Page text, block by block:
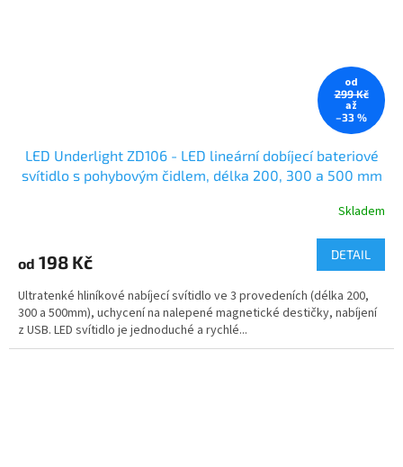
od
299 Kč
až
–33 %
LED Underlight ZD106 - LED lineární dobíjecí bateriové
svítidlo s pohybovým čidlem, délka 200, 300 a 500 mm
Skladem
od 198 Kč DETAIL
Ultratenké hliníkové nabíjecí svítidlo ve 3 provedeních (délka 200,
300 a 500mm), uchycení na nalepené magnetické destičky, nabíjení
z USB. LED svítidlo je jednoduché a rychlé...